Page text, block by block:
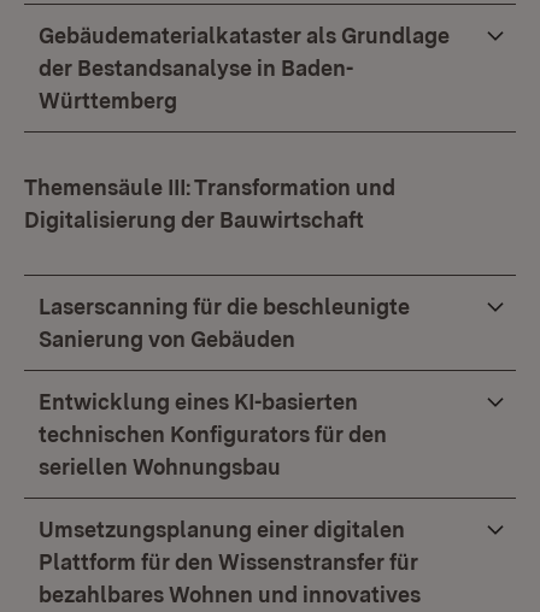
Gebäudematerialkataster als Grundlage
der Bestandsanalyse in Baden-
Württemberg
Themensäule III: Transformation und
Digitalisierung der Bauwirtschaft
Laserscanning für die beschleunigte
Sanierung von Gebäuden
Entwicklung eines KI-basierten
technischen Konfigurators für den
seriellen Wohnungsbau
Umsetzungsplanung einer digitalen
Plattform für den Wissenstransfer für
bezahlbares Wohnen und innovatives